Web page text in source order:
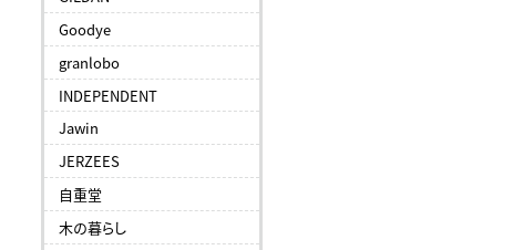
Goodye
granlobo
INDEPENDENT
Jawin
JERZEES
自重堂
木の暮らし